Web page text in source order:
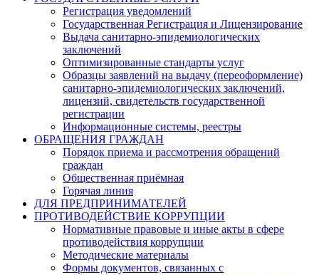
Регистрация уведомлений
Государственная Регистрация и Лицензирование
Выдача санитарно-эпидемиологических
заключений
Оптимизированные стандарты услуг
Образцы заявлений на выдачу (переоформление)
санитарно-эпидемиологических заключений,
лицензий, свидетельств государственной
регистрации
Информационные системы, реестры
ОБРАЩЕНИЯ ГРАЖДАН
Порядок приема и рассмотрения обращений
граждан
Общественная приёмная
Горячая линия
ДЛЯ ПРЕДПРИНИМАТЕЛЕЙ
ПРОТИВОДЕЙСТВИЕ КОРРУПЦИИ
Нормативные правовые и иные акты в сфере
противодействия коррупции
Методические материалы
Формы документов, связанных с